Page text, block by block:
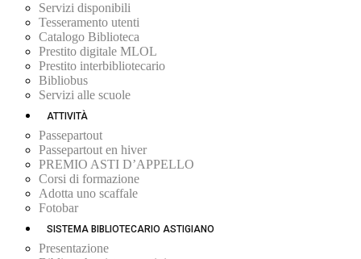
Servizi disponibili
Tesseramento utenti
Catalogo Biblioteca
Prestito digitale MLOL
Prestito interbibliotecario
Bibliobus
Servizi alle scuole
ATTIVITÀ
Passepartout
Passepartout en hiver
PREMIO ASTI D’APPELLO
Corsi di formazione
Adotta uno scaffale
Fotobar
SISTEMA BIBLIOTECARIO ASTIGIANO
Presentazione